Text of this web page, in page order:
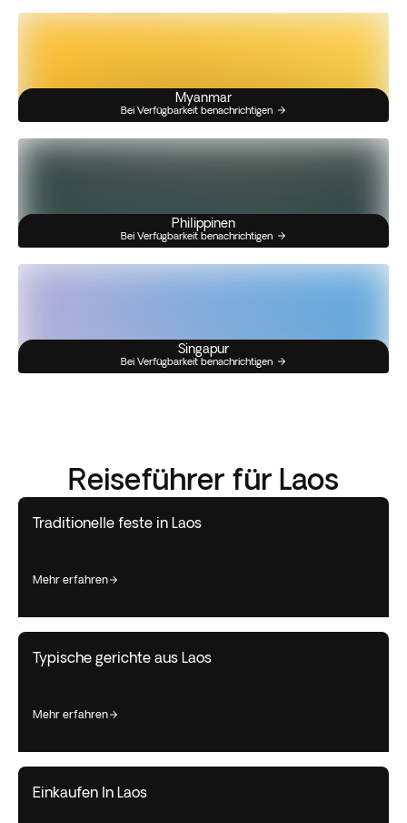
Myanmar
Bei Verfügbarkeit benachrichtigen
Philippinen
Bei Verfügbarkeit benachrichtigen
Singapur
Bei Verfügbarkeit benachrichtigen
Reiseführer für Laos
Traditionelle feste in Laos
mehr erfahren
Typische gerichte aus Laos
mehr erfahren
Einkaufen In Laos